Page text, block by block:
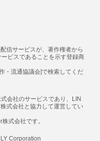
信サービスが、著作権者から
ビスであることを示す登録商
・流通協議会]で検索してくだ
会社のサービスであり、LIN
式会社と協力して運営してい
式会社です。
Corporation